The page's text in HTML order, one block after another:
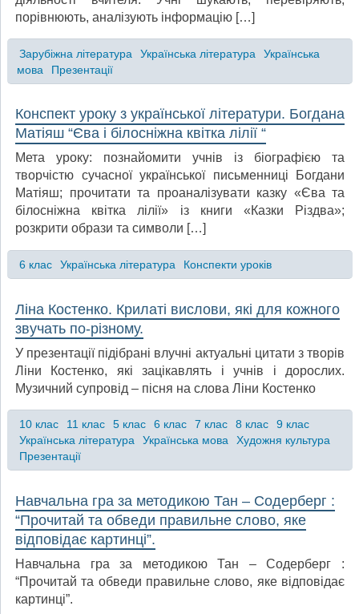
порівнюють, аналізують інформацію […]
Зарубіжна література Українська література
Українська
мова
Презентації
Конспект уроку з української літератури. Богдана
Матіяш “Єва і білосніжна квітка лілії “
Мета уроку: познайомити учнів із біографією та
творчістю сучасної української письменниці Богдани
Матіяш; прочитати та проаналізувати казку «Єва та
білосніжна квітка лілії» із книги «Казки Різдва»;
розкрити образи та символи […]
6 клас Українська література Конспекти уроків
Ліна Костенко. Крилаті вислови, які для кожного
звучать по-різному.
У презентації підібрані влучні актуальні цитати з творів
Ліни Костенко, які зацікавлять і учнів і дорослих.
Музичний супровід – пісня на слова Ліни Костенко
10 клас 11 клас 5 клас 6 клас 7 клас 8 клас
9 клас
Українська література
Українська мова
Художня культура
Презентації
Навчальна гра за методикою Тан – Содерберг :
“Прочитай та обведи правильне слово, яке
відповідає картинці”.
Навчальна гра за методикою Тан – Содерберг :
“Прочитай та обведи правильне слово, яке відповідає
картинці”.